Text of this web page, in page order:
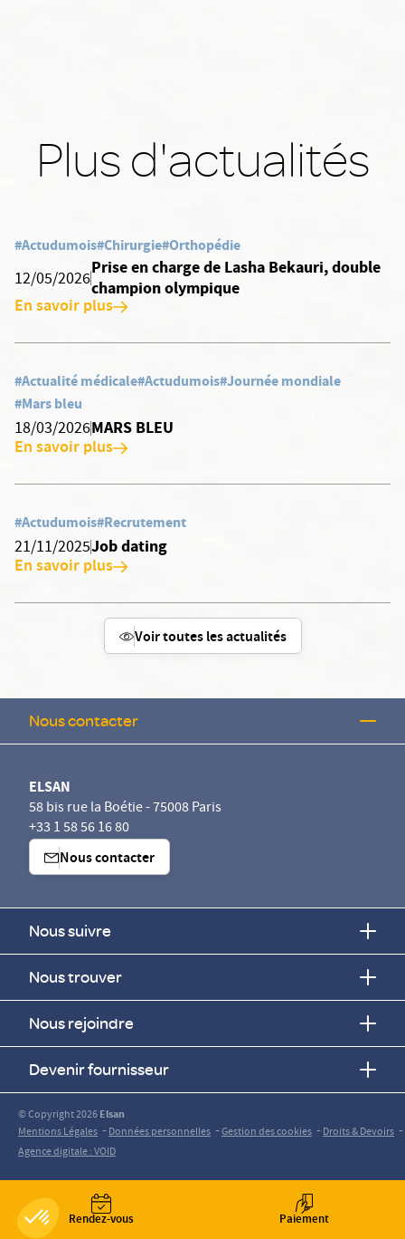
Rendez-vous Paiement
Plus d'actualités
#Actudumois#Chirurgie#Orthopédie
12/05/2026
Prise en charge de Lasha Bekauri, double
champion olympique
En savoir plus
#Actualité médicale#Actudumois#Journée mondiale
#Mars bleu
18/03/2026MARS BLEU
En savoir plus
#Actudumois#Recrutement
21/11/2025Job dating
En savoir plus
Voir toutes les actualités
Nous contacter
ELSAN
58 bis rue la Boétie - 75008 Paris
+33 1 58 56 16 80
Nous contacter
Nous suivre
Nous trouver
Nous rejoindre
Devenir fournisseur
© Copyright 2026Elsan
Mentions Légales -Données personnelles -Gestion des cookies -Droits & Devoirs -
Agence digitale : VOID